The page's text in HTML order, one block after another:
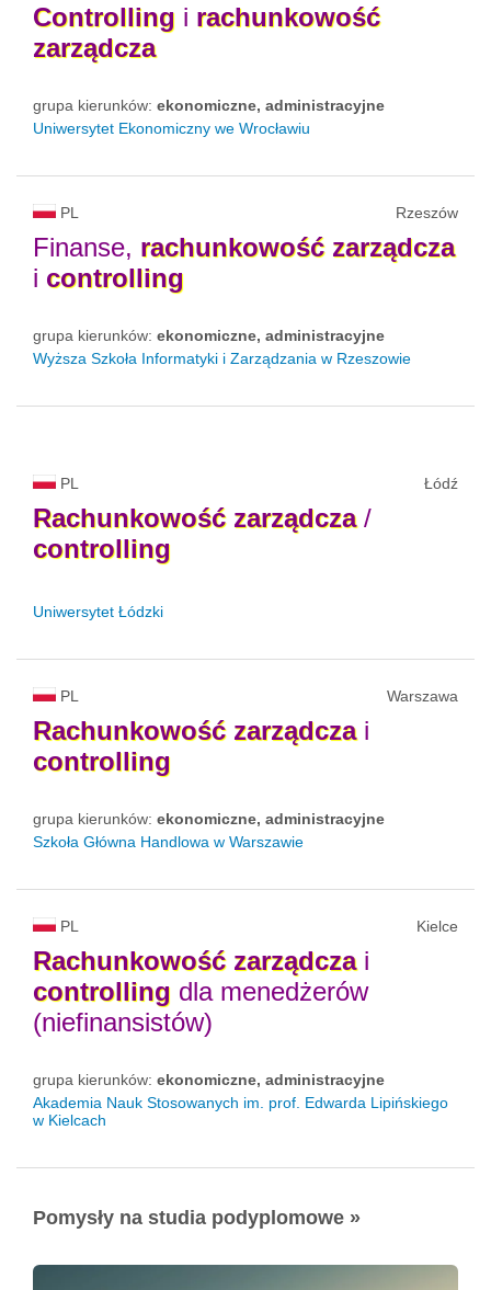
Controlling i rachunkowość
zarządcza
grupa kierunków: ekonomiczne, administracyjne
Uniwersytet Ekonomiczny we Wrocławiu
PL Rzeszów
Finanse, rachunkowość zarządcza
i controlling
grupa kierunków: ekonomiczne, administracyjne
Wyższa Szkoła Informatyki i Zarządzania w Rzeszowie
PL Łódź
Rachunkowość zarządcza/
controlling
Uniwersytet Łódzki
PL Warszawa
Rachunkowość zarządczai
controlling
grupa kierunków: ekonomiczne, administracyjne
Szkoła Główna Handlowa w Warszawie
PL Kielce
Rachunkowość zarządczai
controlling dla menedżerów
(niefinansistów)
grupa kierunków: ekonomiczne, administracyjne
Akademia Nauk Stosowanych im. prof. Edwarda Lipińskiego
w Kielcach
Pomysły na studia podyplomowe »